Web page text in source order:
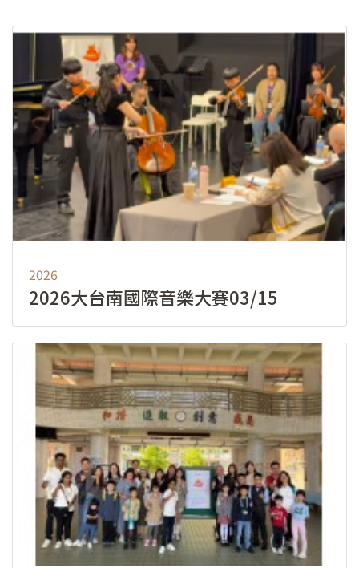
2026
2026大台南國際音樂大賽03/15